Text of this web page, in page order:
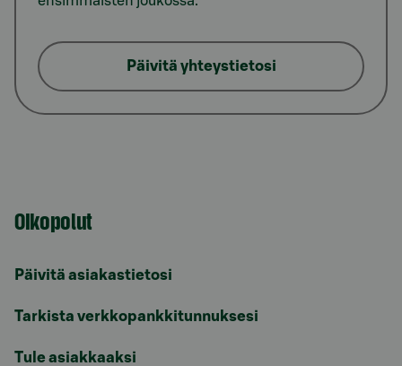
Päivitä yhteystietosi
Oikopolut
Päivitä asiakastietosi
Tarkista verkkopankkitunnuksesi
Tule asiakkaaksi